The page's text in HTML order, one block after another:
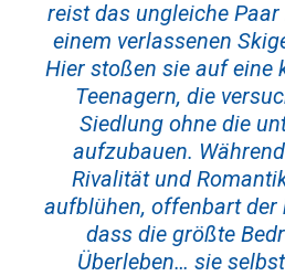
reist das ungleiche
einem verlassenen
Hier stoßen sie auf eine
Teenagern, die
Siedlung ohne die
aufzubauen.
Rivalität und
aufblühen, offenbart der
dass die größte
Überleben… sie